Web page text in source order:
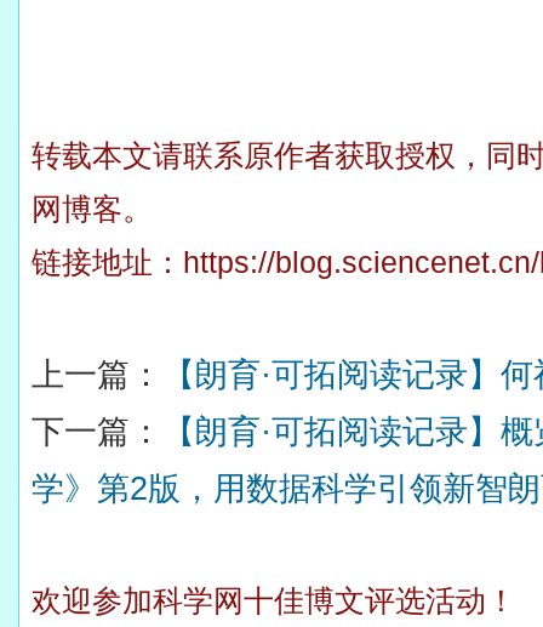
转载本文请联系原作者获取授权，同
网博客。
链接地址： https://
上一篇：
【朗育·可拓阅读记录】
下一篇：
【朗育·可拓阅读记录】
学》第2版，用数据科学引领新智
欢迎参加科学网十佳博文评选活动！